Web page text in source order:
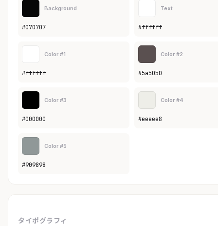
Background
#070707
Text
#ffffff
Color #1
#ffffff
Color #2
#5a5050
Color #3
#000000
Color #4
#eeeee8
Color #5
#909898
タイポグラフィ